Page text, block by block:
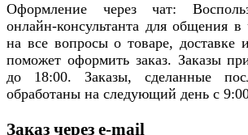
Оформление через чат:
онлайн-консультанта для общения
на все вопросы о товаре, доставке
поможет оформить заказ. Заказы
до 18:00. Заказы, сделанные
обработаны на следующий день с
Заказ через e-mail